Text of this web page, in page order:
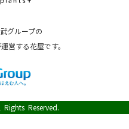
グループの
営する花屋です。
Rights Reserved.